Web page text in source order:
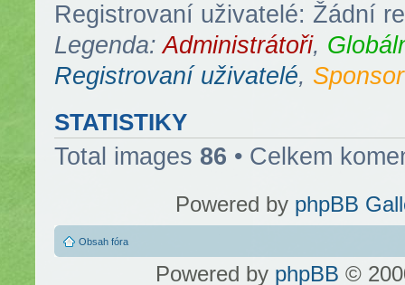
Registrovaní uživatelé: Žádní
Legenda:Administrátoři,
Registrovaní uživatelé, Sponsor
STATISTIKY
Total images 86 • Celkem
Powered by phpBB
Obsah fóra
Powered by phpBB ©